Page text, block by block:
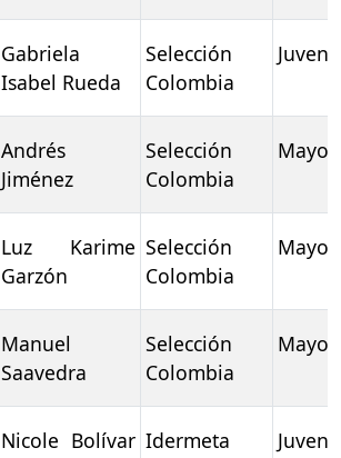
Gabriela
Isabel Rueda
Selección
Colombia
Andrés
Jiménez
Selección
Colombia
Luz Karime
Garzón
Selección
Colombia
Manuel
Saavedra
Selección
Colombia
Nicole Bolívar Idermeta